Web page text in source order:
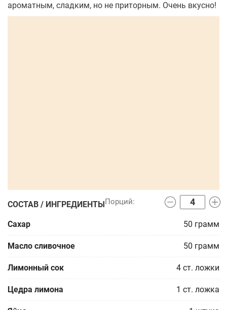
ароматным, сладким, но не приторным. Очень вкусно!
СОСТАВ / ИНГРЕДИЕНТЫ
Сахар 50 грамм
Масло сливочное 50 грамм
Лимонный сок 4 ст. ложки
Цедра лимона 1 ст. ложка